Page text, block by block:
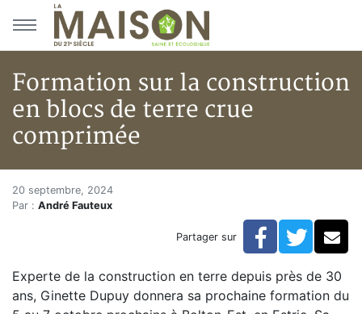
Aller au menu principal
Aller au contenu principal
Formation sur la construction
en blocs de terre crue
comprimée
Accueil
Articles
Formation sur la construction en blocs de terre crue
Formation sur la construction
20 septembre, 2024
Par : André Fauteux
Partager sur Facebook
Experte de la construction en terre depuis près de 30
ans, Ginette Dupuy donnera sa prochaine formation du